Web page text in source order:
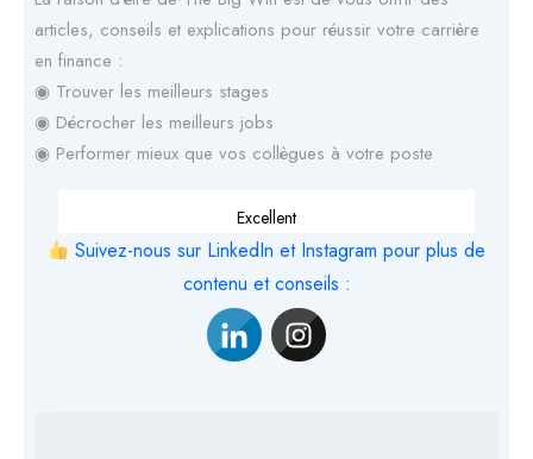
articles, conseils et explications pour réussir votre carrière
en finance :
◉ Trouver les meilleurs stages
◉ Décrocher les meilleurs jobs
◉ Performer mieux que vos collègues à votre poste
Excellent
Suivez-nous sur LinkedIn et Instagram pour plus de
contenu et conseils :